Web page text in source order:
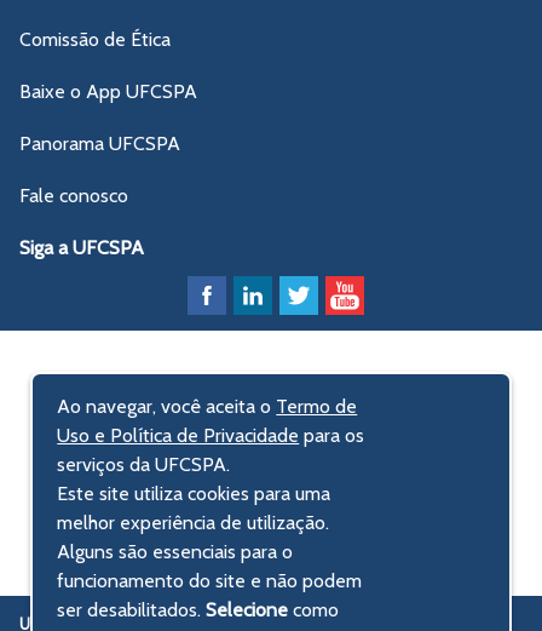
Comissão de Ética
Baixe o App UFCSPA
Panorama UFCSPA
Fale conosco
Siga a UFCSPA
UFCSPA
Ao navegar, você aceita o Termo de
Uso e Política de Privacidade para os
serviços da UFCSPA.
Este site utiliza cookies para uma
melhor experiência de utilização.
Alguns são essenciais para o
funcionamento do site e não podem
ser desabilitados.Selecionecomo